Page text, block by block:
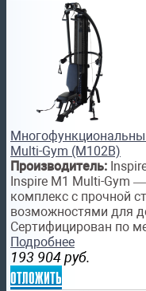
Multi-Gym (M102B)
Производитель:
Inspire M1 Multi-Gym
комплекс с прочной
возможностями для
Сертифицирован по
Подробнее
193 904 руб.
отложить